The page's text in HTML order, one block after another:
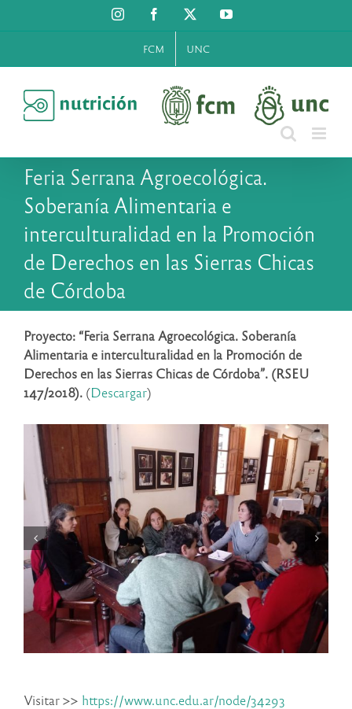
al
InstagramFacebook YouTube
FCM UNC
Feria Serrana Agroecológica.
Soberanía Alimentaria e
interculturalidad en la Promoción
de Derechos en las Sierras Chicas
de Córdoba
Proyecto: “Feria Serrana Agroecológica. Soberanía
Alimentaria e interculturalidad en la Promoción de
Derechos en las Sierras Chicas de Córdoba”. (RSEU
147/2018). (Descargar)
Visitar >> https://www.unc.edu.ar/node/34293